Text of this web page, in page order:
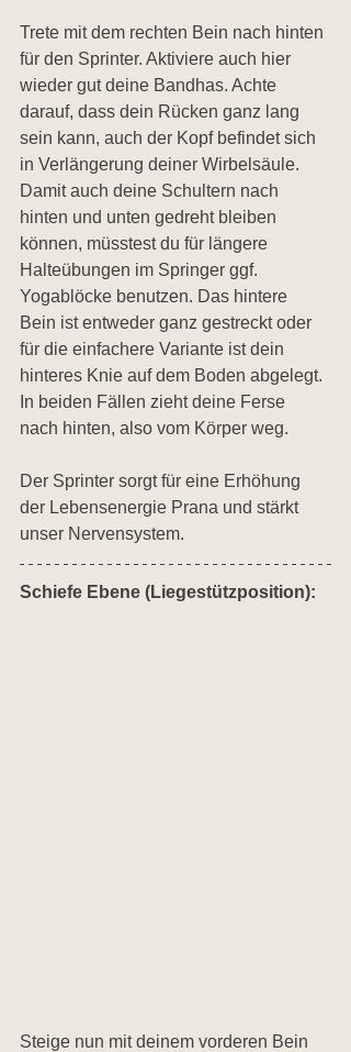
Trete mit dem rechten Bein nach hinten
für den Sprinter. Aktiviere auch hier
wieder gut deine Bandhas. Achte
darauf, dass dein Rücken ganz lang
sein kann, auch der Kopf befindet sich
in Verlängerung deiner Wirbelsäule.
Damit auch deine Schultern nach
hinten und unten gedreht bleiben
können, müsstest du für längere
Halteübungen im Springer ggf.
Yogablöcke benutzen. Das hintere
Bein ist entweder ganz gestreckt oder
für die einfachere Variante ist dein
hinteres Knie auf dem Boden abgelegt.
In beiden Fällen zieht deine Ferse
nach hinten, also vom Körper weg.
Der Sprinter sorgt für eine Erhöhung
der Lebensenergie Prana und stärkt
unser Nervensystem.
Schiefe Ebene (Liegestützposition):
Steige nun mit deinem vorderen Bein